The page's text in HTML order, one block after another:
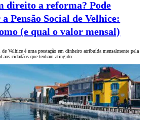
direito a reforma? Pode
Pensão Social de Velhice:
(e qual o valor mensal)
de Velhice é uma prestação em dinheiro atribuída mensalmente pela
aos cidadãos que tenham atingido…